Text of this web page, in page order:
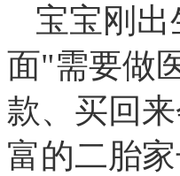
宝宝刚
面"需要做
款、买回
富的二胎